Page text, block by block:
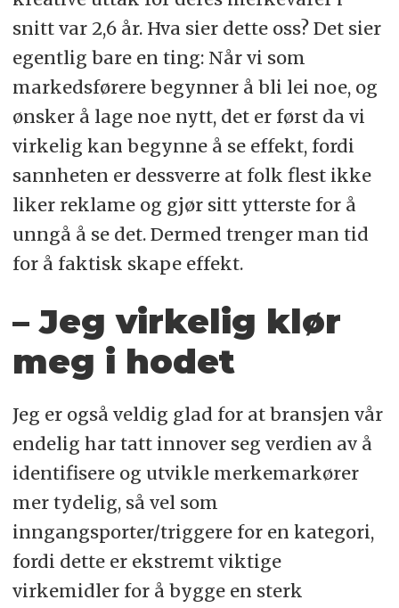
snitt var 2,6 år. Hva sier dette oss? Det sier
egentlig bare en ting: Når vi som
markedsførere begynner å bli lei noe, og
ønsker å lage noe nytt, det er først da vi
virkelig kan begynne å se effekt, fordi
sannheten er dessverre at folk flest ikke
liker reklame og gjør sitt ytterste for å
unngå å se det. Dermed trenger man tid
for å faktisk skape effekt.
– Jeg virkelig klør
meg i hodet
Jeg er også veldig glad for at bransjen vår
endelig har tatt innover seg verdien av å
identifisere og utvikle merkemarkører
mer tydelig, så vel som
inngangsporter/triggere for en kategori,
fordi dette er ekstremt viktige
virkemidler for å bygge en sterk